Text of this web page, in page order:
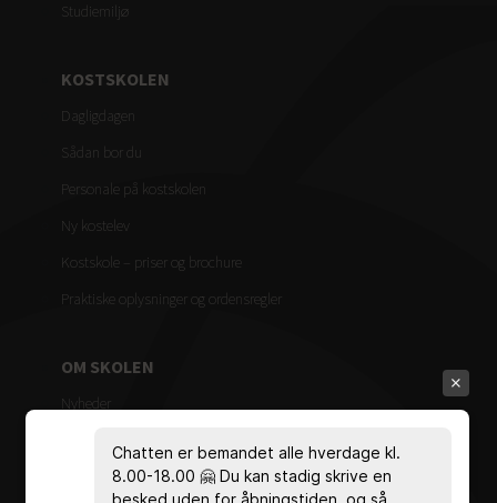
Studiemiljø
KOSTSKOLEN
Dagligdagen
Sådan bor du
Personale på kostskolen
Ny kostelev
Kostskole – priser og brochure
Praktiske oplysninger og ordensregler
OM SKOLEN
Nyheder
Ledelse & administration
Chatten er bemandet alle hverdage kl.
8.00-18.00 🤗 Du kan stadig skrive en
besked uden for åbningstiden, og så